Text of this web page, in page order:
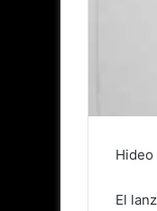
Hideo
El